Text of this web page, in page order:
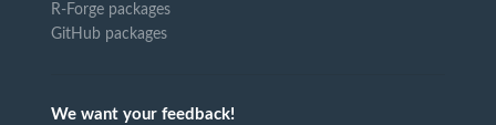
R-Forge packages
GitHub packages
We want your feedback!